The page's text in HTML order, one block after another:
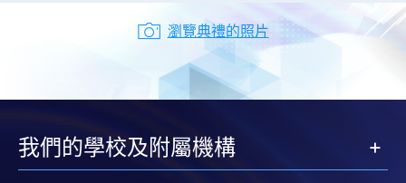
瀏覽典禮的照片
我們的學校及附屬機構